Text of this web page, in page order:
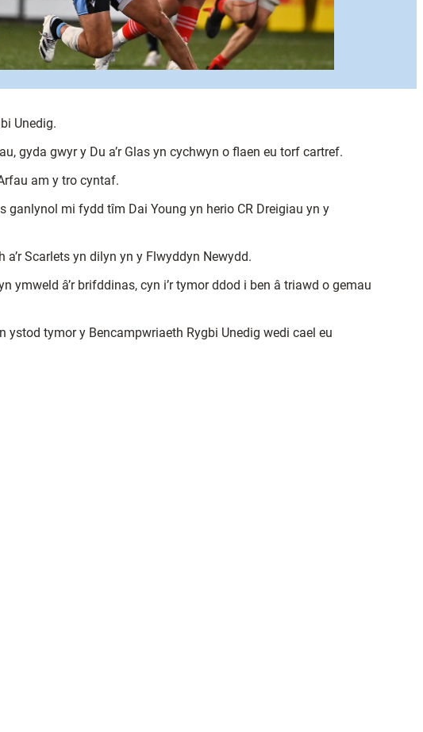
Unedig.
gyda gwyr y Du a’r Glas yn cychwyn o flaen eu torf cartref.
am y tro cyntaf.
ganlynol mi fydd tîm Dai Young yn herio CR Dreigiau yn y
Scarlets yn dilyn yn y Flwyddyn Newydd.
â’r brifddinas, cyn i’r tymor ddod i ben â triawd o gemau
ystod tymor y Bencampwriaeth Rygbi Unedig wedi cael eu